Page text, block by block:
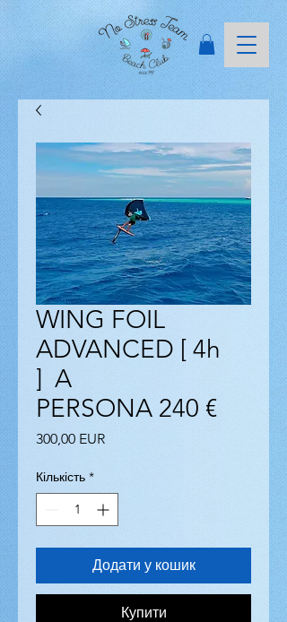
WING FOIL
ADVANCED [ 4h
] A
PERSONA 240 €
300,00 EURЦіна
Кількість *
Додати у кошик
Купити